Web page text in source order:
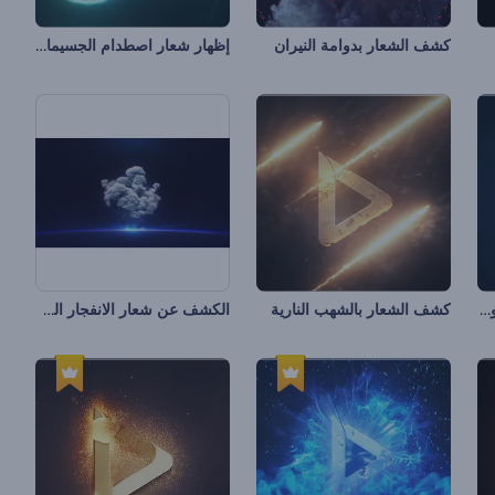
كشف الشعار بدوامة النيران إظهار شعار اصطدام الجسيمات
كشف الشعار بالشرائط المتوهجة كشف الشعار بالشهب النارية الكشف عن شعار الانفجار الكوني